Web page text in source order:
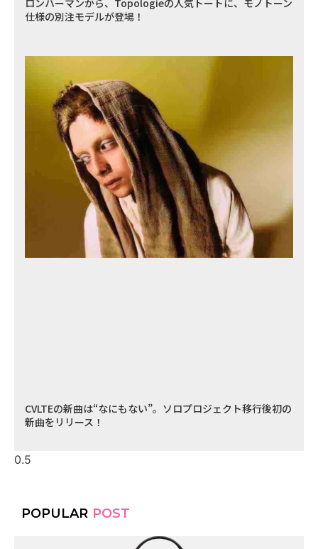
ロンハーマンから、Topologieの人気トートに、モノトーン
仕様の別注モデルが登場！
CVLTEの新曲は“なにもない”。ソロプロジェクト移行後初の
新曲をリリース！
POPULAR POST